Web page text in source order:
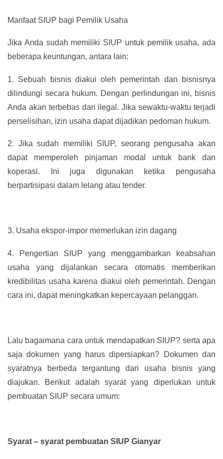
Manfaat SIUP bagi Pemilik Usaha
Jika Anda sudah memiliki SIUP untuk pemilik usaha, ada
beberapa keuntungan, antara lain:
1. Sebuah bisnis diakui oleh pemerintah dan bisnisnya
dilindungi secara hukum. Dengan perlindungan ini, bisnis
Anda akan terbebas dari ilegal. Jika sewaktu-waktu terjadi
perselisihan, izin usaha dapat dijadikan pedoman hukum.
2. Jika sudah memiliki SIUP, seorang pengusaha akan
dapat memperoleh pinjaman modal untuk bank dan
koperasi. Ini juga digunakan ketika pengusaha
berpartisipasi dalam lelang atau tender.
3. Usaha ekspor-impor memerlukan izin dagang
4.
Pengertian SIUP yang menggambarkan keabsahan
usaha yang dijalankan secara otomatis memberikan
kredibilitas usaha karena diakui oleh pemerintah. Dengan
cara ini, dapat meningkatkan kepercayaan pelanggan.
Lalu bagaimana cara untuk mendapatkan SIUP? serta apa
saja dokumen yang harus dipersiapkan? Dokumen dan
syaratnya berbeda tergantung dari usaha bisnis yang
diajukan. Berikut adalah syarat yang diperlukan untuk
pembuatan SIUP secara umum:
Syarat – syarat pembuatan SIUP Gianyar